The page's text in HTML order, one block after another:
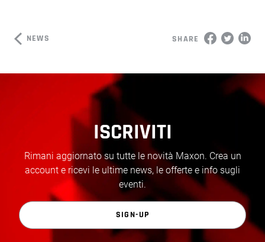
NEWS SHARE
ISCRIVITI
Rimani aggiornato su tutte le novità Maxon. Crea un
account e ricevi le ultime news, le offerte e info sugli
eventi.
SIGN-UP